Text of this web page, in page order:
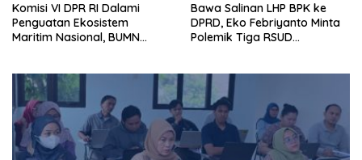
Komisi VI DPR RI Dalami
Penguatan Ekosistem
Maritim Nasional, BUMN
Bawa Salinan LHP BPK ke
DPRD, Eko Febriyanto Minta
Polemik Tiga RSUD